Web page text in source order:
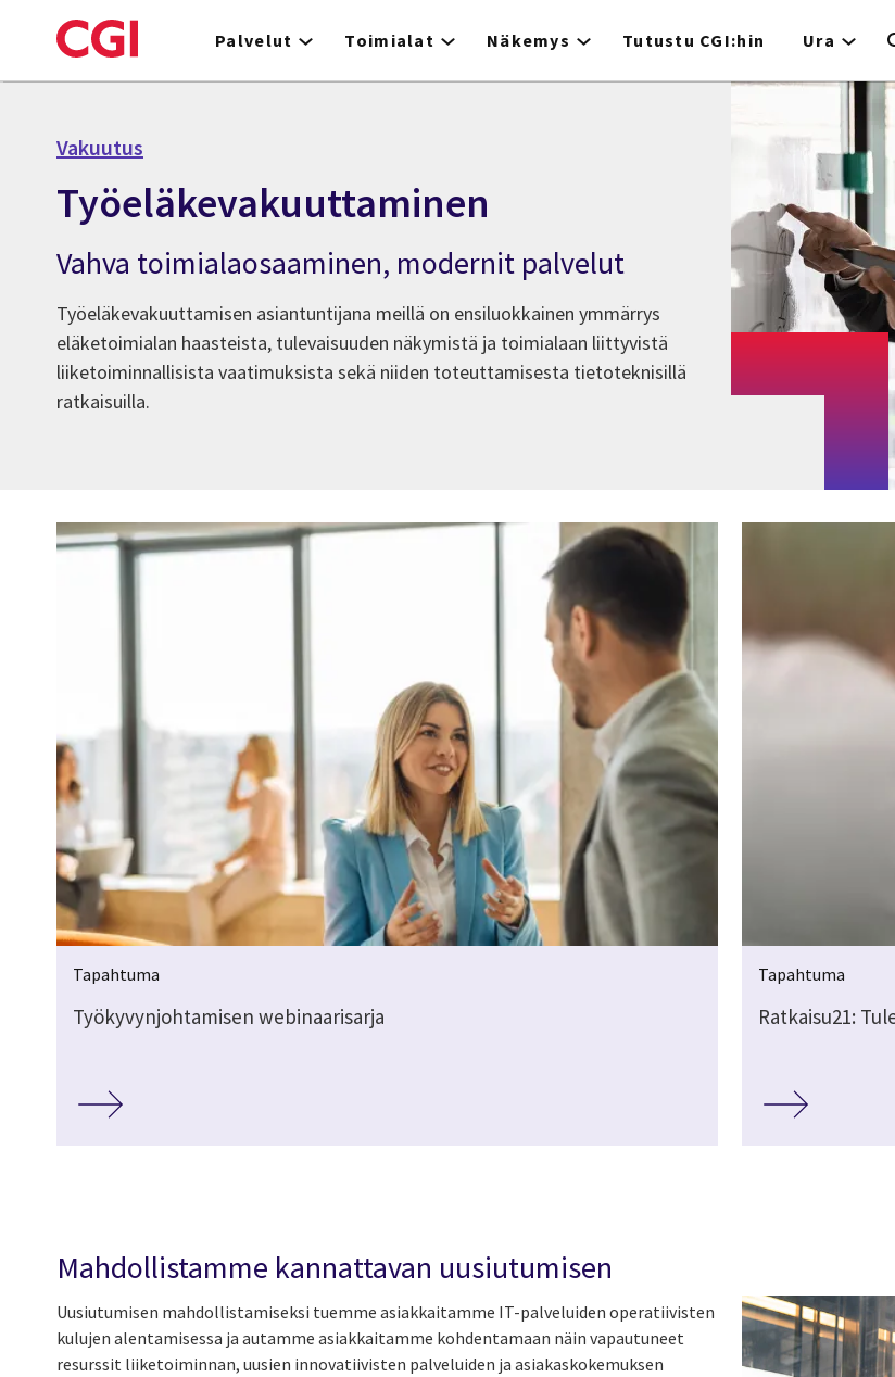
to
Palvelut Toimialat Näkemys Tutustu CGI:hin Ura
Vakuutus
Työeläkevakuuttaminen
Vahva toimialaosaaminen, modernit palvelut
Työeläkevakuuttamisen asiantuntijana meillä on ensiluokkainen ymmärrys
eläketoimialan haasteista, tulevaisuuden näkymistä ja toimialaan liittyvistä
liiketoiminnallisista vaatimuksista sekä niiden toteuttamisesta tietoteknisillä
ratkaisuilla.
Tapahtuma
Työkyvynjohtamisen webinaarisarja
Tapahtuma
Ratkaisu21:
Mahdollistamme kannattavan uusiutumisen
Uusiutumisen mahdollistamiseksi tuemme asiakkaitamme IT-palveluiden operatiivisten
kulujen alentamisessa ja autamme asiakkaitamme kohdentamaan näin vapautuneet
resurssit liiketoiminnan, uusien innovatiivisten palveluiden ja asiakaskokemuksen